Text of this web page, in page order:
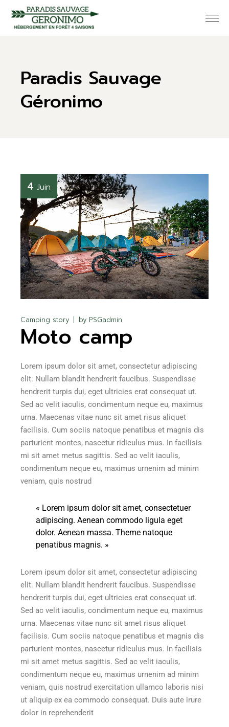
Paradis Sauvage
Géronimo
4 Juin
Camping story by PSGadmin
Moto camp
Lorem ipsum dolor sit amet, consectetur adipiscing
elit. Nullam blandit hendrerit faucibus. Suspendisse
hendrerit turpis dui, eget ultricies erat consequat ut.
Sed ac velit iaculis, condimentum neque eu, maximus
urna. Maecenas vitae nunc sit amet risus aliquet
facilisis. Cum sociis natoque penatibus et magnis dis
parturient montes, nascetur ridiculus mus. In facilisis
mi sit amet metus sagittis. Sed ac velit iaculis,
condimentum neque eu, maximus urnenim ad minim
veniam, quis nostrud
« Lorem ipsum dolor sit amet, consectetuer
adipiscing. Aenean commodo ligula eget
dolor. Aenean massa. Theme natoque
penatibus magnis. »
Lorem ipsum dolor sit amet, consectetur adipiscing
elit. Nullam blandit hendrerit faucibus. Suspendisse
hendrerit turpis dui, eget ultricies erat consequat ut.
Sed ac velit iaculis, condimentum neque eu, maximus
urna. Maecenas vitae nunc sit amet risus aliquet
facilisis. Cum sociis natoque penatibus et magnis dis
parturient montes, nascetur ridiculus mus. In facilisis
mi sit amet metus sagittis. Sed ac velit iaculis,
condimentum neque eu, maximus urnenim ad minim
veniam, quis nostrud exercitation ullamco laboris nisi
ut aliquip ex ea commodo consequat. Duis aute irure
dolor in reprehenderit